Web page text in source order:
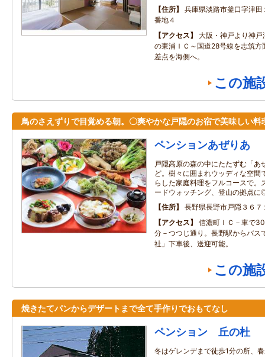
住所
兵庫県淡路市釜口字津
番地４
アクセス
大阪・神戸より神
の東浦ＩＣ～国道28号線を志筑方
差点を海側へ。
この施
鳥のさえずりで目覚める朝。〇爽やかな戸隠のお宿で美味しい料
ペンションあぜりあ
戸隠高原の森の中にたたずむ「あ
ど。樹々に囲まれウッディな空間
らした家庭料理をフルコースで。
ードウォッチング、登山の拠点
住所
長野県長野市戸隠３６７
アクセス
信濃町ＩＣ－車で
分－つつじ通り。長野駅からバス
社」下車後、送迎可能。
この施
焼きたてパンからデザートまで全て手作りでおもてなし
ペンション 丘の杜
冬はゲレンデまで徒歩1分の所、